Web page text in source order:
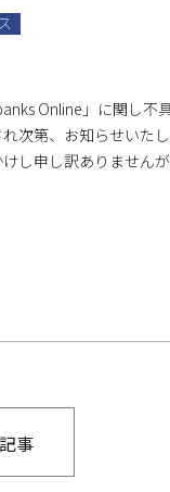
Online 」に関し不
次第、お知らせいたし
し申し訳ありません
事